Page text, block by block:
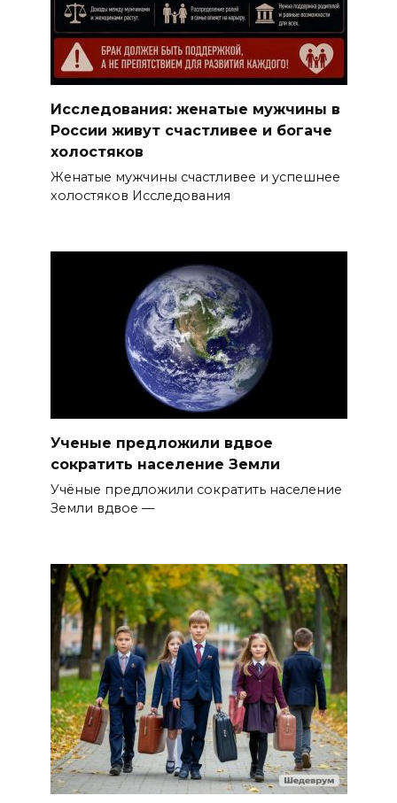
Исследования: женатые мужчины в
России живут счастливее и богаче
холостяков
Женатые мужчины счастливее и успешнее
холостяков Исследования
Ученые предложили вдвое
сократить население Земли
Учёные предложили сократить население
Земли вдвое —